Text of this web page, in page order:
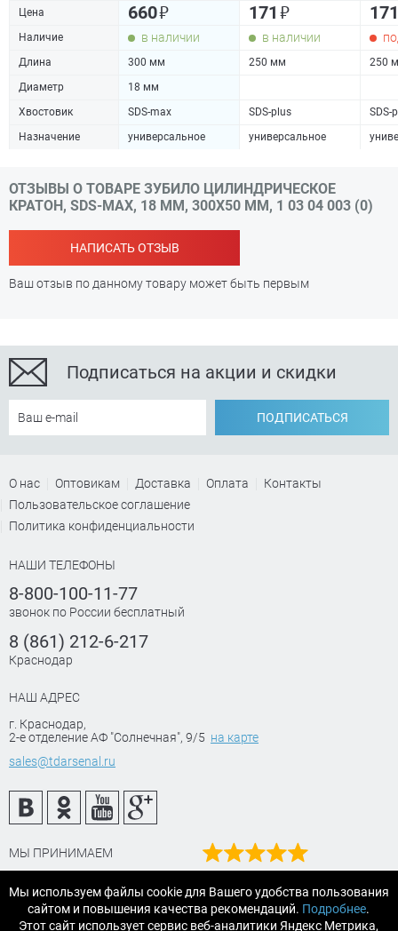
Цена 660₽ 171 ₽
Наличие в наличии в наличии
Длина 300 мм 250 мм
250
Диаметр
18 мм
Хвостовик
SDS-max SDS-plus
SDS-
Назначение
универсальное универсальное
ОТЗЫВЫ О ТОВАРЕ ЗУБИЛО ЦИЛИНДРИЧЕСКОЕ
КРАТОН, SDS-MAX, 18 ММ, 300Х50 ММ, 1 03 04 003 (0)
НАПИСАТЬ ОТЗЫВ
Ваш отзыв по данному товару может быть первым
Подписаться на акции и скидки
ПОДПИСАТЬСЯ
О нас Оптовикам Доставка Оплата
Контакты
Пользовательское соглашение
Политика конфиденциальности
НАШИ ТЕЛЕФОНЫ
8-800-100-11-77
звонок по России бесплатный
8 (861) 212-6-217
Краснодар
НАШ АДРЕС
г. Краснодар,
2-е отделение АФ "Солнечная", 9/5 на карте
sales@tdarsenal.ru
МЫ ПРИНИМАЕМ
на Яндекс маркет
Читайте отзывы
Мы используем файлы cookie для Вашего удобства пользования
сайтом и повышения качества рекомендаций. Подробнее.
Этот сайт использует сервис веб-аналитики Яндекс Метрика,
×